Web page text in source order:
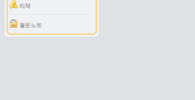
리채
월든노트